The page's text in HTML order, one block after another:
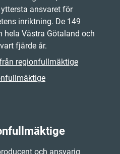
ansvaret för
inriktning. De 149
hela Västra Götaland och
fjärde år.
regionfullmäktige
och ansvarig